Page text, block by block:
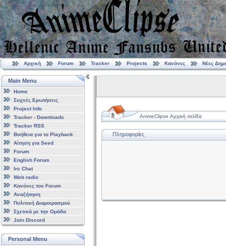
Αρχική Forum Tracker Projects Κανόνες Νέες
Main Menu
Home
Συχνές Ερωτήσεις
Project Info
Tracker - Downloads
Tracker RSS
Βοήθεια για το Playback
Αίτηση για Seed
Forum
English Forum
Irc Chat
Web radio
Κανόνες του Forum
Αναζήτηση
Πολιτική Διαμοιρασμού
Σχετικά με την Ομάδα
Join Discord
Personal Menu
AnimeClipse Αρχική σελίδα
Πληροφορίες